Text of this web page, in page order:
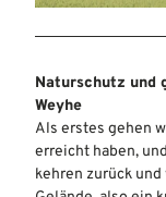
Naturschutz und
Weyhe
Als erstes gehen
erreicht haben,
kehren zurück